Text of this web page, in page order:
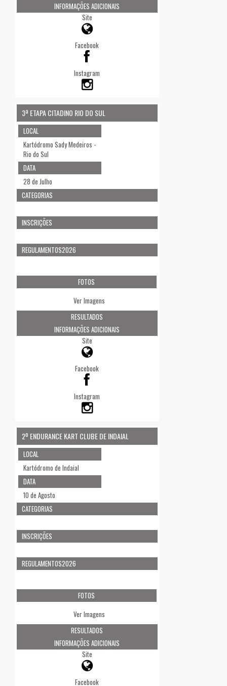
INFORMAÇÕES ADICIONAIS
Site
Facebook
Instagram
3ª ETAPA CITADINO RIO DO SUL
LOCAL
Kartódromo Sady Medeiros -
Rio do Sul
DATA
28 de Julho
CATEGORIAS
INSCRIÇÕES
REGULAMENTOS2026
FOTOS
Ver Imagens
RESULTADOS
INFORMAÇÕES ADICIONAIS
Site
Facebook
Instagram
2º ENDURANCE KART CLUBE DE INDAIAL
LOCAL
Kartódromo de Indaial
DATA
10 de Agosto
CATEGORIAS
INSCRIÇÕES
REGULAMENTOS2026
FOTOS
Ver Imagens
RESULTADOS
INFORMAÇÕES ADICIONAIS
Site
Facebook